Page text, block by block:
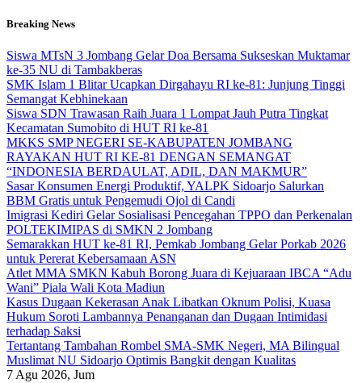
Skip
content
Breaking News
Siswa MTsN 3 Jombang Gelar Doa Bersama Sukseskan Muktamar
ke-35 NU di Tambakberas
SMK Islam 1 Blitar Ucapkan Dirgahayu RI ke-81: Junjung Tinggi
Semangat Kebhinekaan
Siswa SDN Trawasan Raih Juara 1 Lompat Jauh Putra Tingkat
Kecamatan Sumobito di HUT RI ke-81
MKKS SMP NEGERI SE-KABUPATEN JOMBANG
RAYAKAN HUT RI KE-81 DENGAN SEMANGAT
“INDONESIA BERDAULAT, ADIL, DAN MAKMUR”
Sasar Konsumen Energi Produktif, YALPK Sidoarjo Salurkan
BBM Gratis untuk Pengemudi Ojol di Candi
Imigrasi Kediri Gelar Sosialisasi Pencegahan TPPO dan Perkenalan
POLTEKIMIPAS di SMKN 2 Jombang
Semarakkan HUT ke-81 RI, Pemkab Jombang Gelar Porkab 2026
untuk Pererat Kebersamaan ASN
Atlet MMA SMKN Kabuh Borong Juara di Kejuaraan IBCA “Adu
Wani” Piala Wali Kota Madiun
Kasus Dugaan Kekerasan Anak Libatkan Oknum Polisi, Kuasa
Hukum Soroti Lambannya Penanganan dan Dugaan Intimidasi
terhadap Saksi
Tertantang Tambahan Rombel SMA-SMK Negeri, MA Bilingual
Muslimat NU Sidoarjo Optimis Bangkit dengan Kualitas
7 Agu 2026, Jum